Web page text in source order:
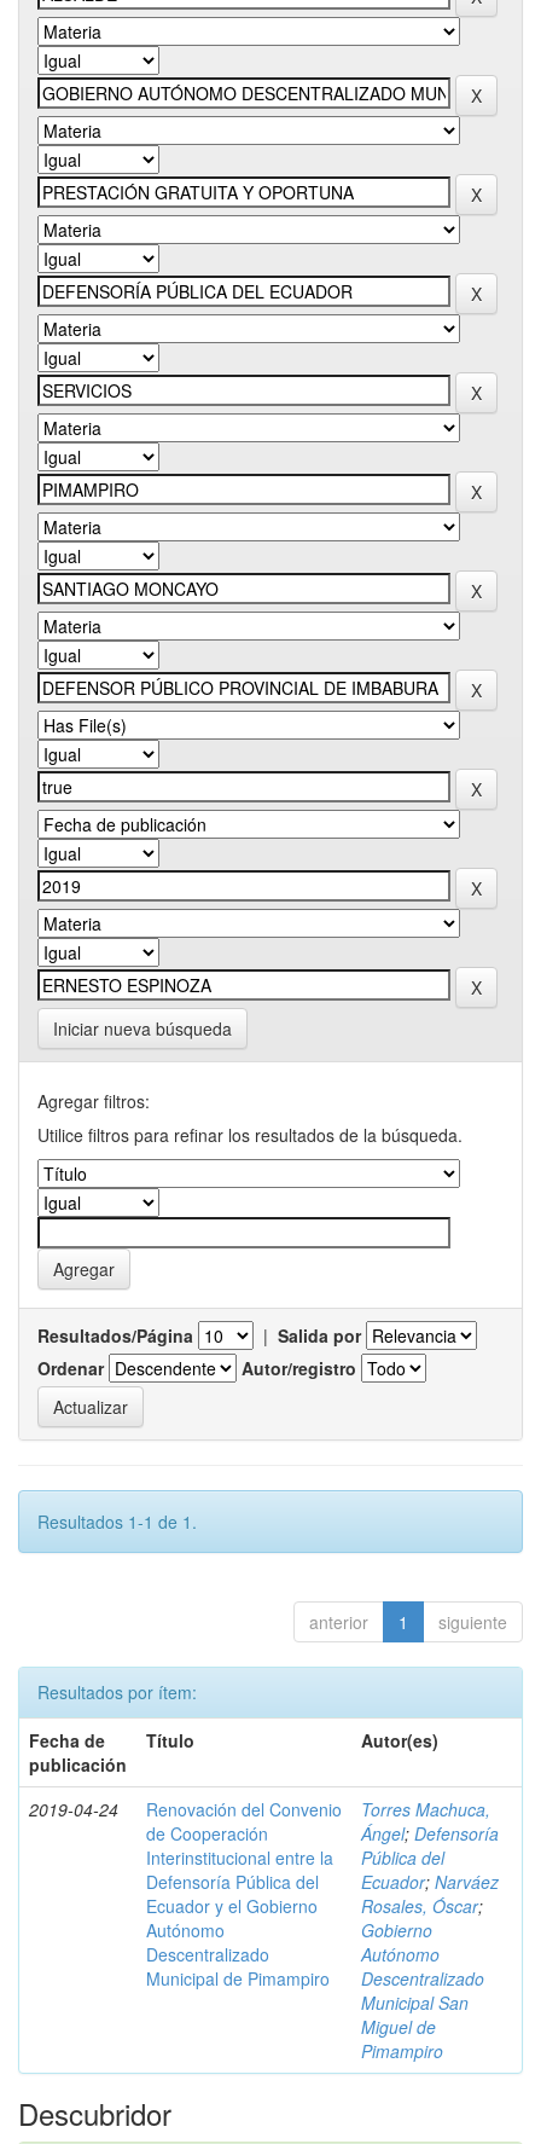
Iniciar nueva búsqueda
Agregar filtros:
Utilice filtros para refinar los resultados de la búsqueda.
Resultados/Página | Salida por
Ordenar
Autor/registro
Resultados 1-1 de 1.
anterior 1 siguiente
Resultados por ítem:
Fecha de
publicación
Título Autor(es)
2019-04-24
Renovación del Convenio
de Cooperación
Interinstitucional entre la
Defensoría Pública del
Ecuador y el Gobierno
Autónomo
Descentralizado
Municipal de Pimampiro
Torres Machuca,
Ángel; Defensoría
Pública del
Ecuador; Narváez
Rosales, Óscar;
Gobierno
Autónomo
Descentralizado
Municipal San
Miguel de
Pimampiro
Descubridor